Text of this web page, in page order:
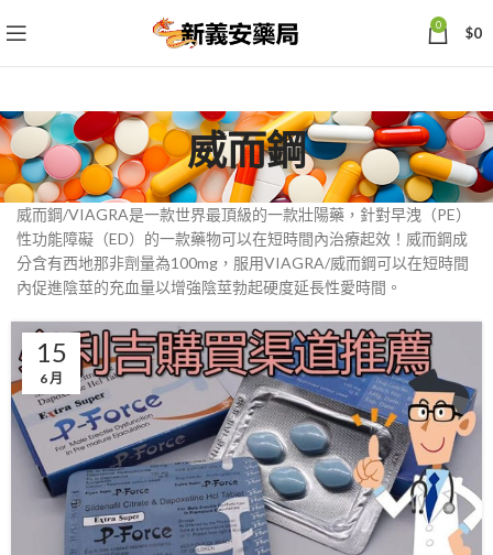
0 $0
威而鋼
威而鋼/VIAGRA是一款世界最頂級的一款壯陽藥，針對早洩（PE）
性功能障礙（ED）的一款藥物可以在短時間內治療起效！威而鋼成
分含有西地那非劑量為100mg，服用VIAGRA/威而鋼可以在短時間
內促進陰莖的充血量以增強陰莖勃起硬度延長性愛時間。
15
6 月